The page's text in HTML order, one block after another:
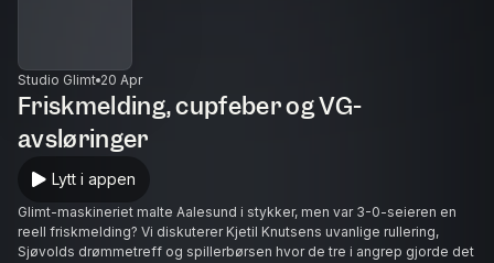
Studio Glimt 20 Apr
Friskmelding, cupfeber og VG-
avsløringer
Lytt i appen
Glimt-maskineriet malte Aalesund i stykker, men var 3-0-seieren en
reell friskmelding? Vi diskuterer Kjetil Knutsens uvanlige rullering,
Sjøvolds drømmetreff og spillerbørsen hvor de tre i angrep gjorde det